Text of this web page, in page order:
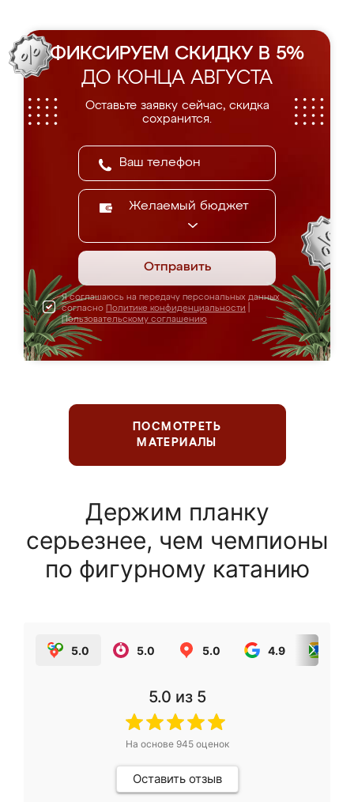
ФИКСИРУЕМ СКИДКУ В 5%
ДО КОНЦА АВГУСТА
Оставьте заявку сейчас, скидка
сохранится.
Желаемый бюджет
Отправить
Я соглашаюсь на передачу персональных данных
согласно Политике конфиденциальности
Пользовательскому соглашению
ПОСМОТРЕТЬ
МАТЕРИАЛЫ
Держим планку
серьезнее, чем чемпионы
по фигурному катанию
5.0 5.0 5.0 4.9
5.0 из 5
На основе 945оценок
Оставить отзыв